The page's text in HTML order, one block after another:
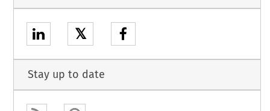
𝕏
Stay up to date